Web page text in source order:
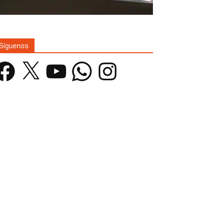
YouTube WhatsAppInstagram